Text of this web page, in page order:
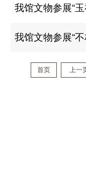
我馆文物参展“
首页 上一